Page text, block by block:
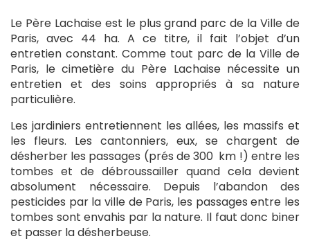
Le Père Lachaise est le plus grand parc de la Ville de
Paris, avec 44 ha. A ce titre, il fait l’objet d’un
entretien constant. Comme tout parc de la Ville de
Paris, le cimetière du Père Lachaise nécessite un
entretien et des soins appropriés à sa nature
particulière.
Les jardiniers entretiennent les allées, les massifs et
les fleurs. Les cantonniers, eux, se chargent de
désherber les passages (prés de 300 km !) entre les
tombes et de débroussailler quand cela devient
absolument nécessaire. Depuis l’abandon des
pesticides par la ville de Paris, les passages entre les
tombes sont envahis par la nature. Il faut donc biner
et passer la désherbeuse.